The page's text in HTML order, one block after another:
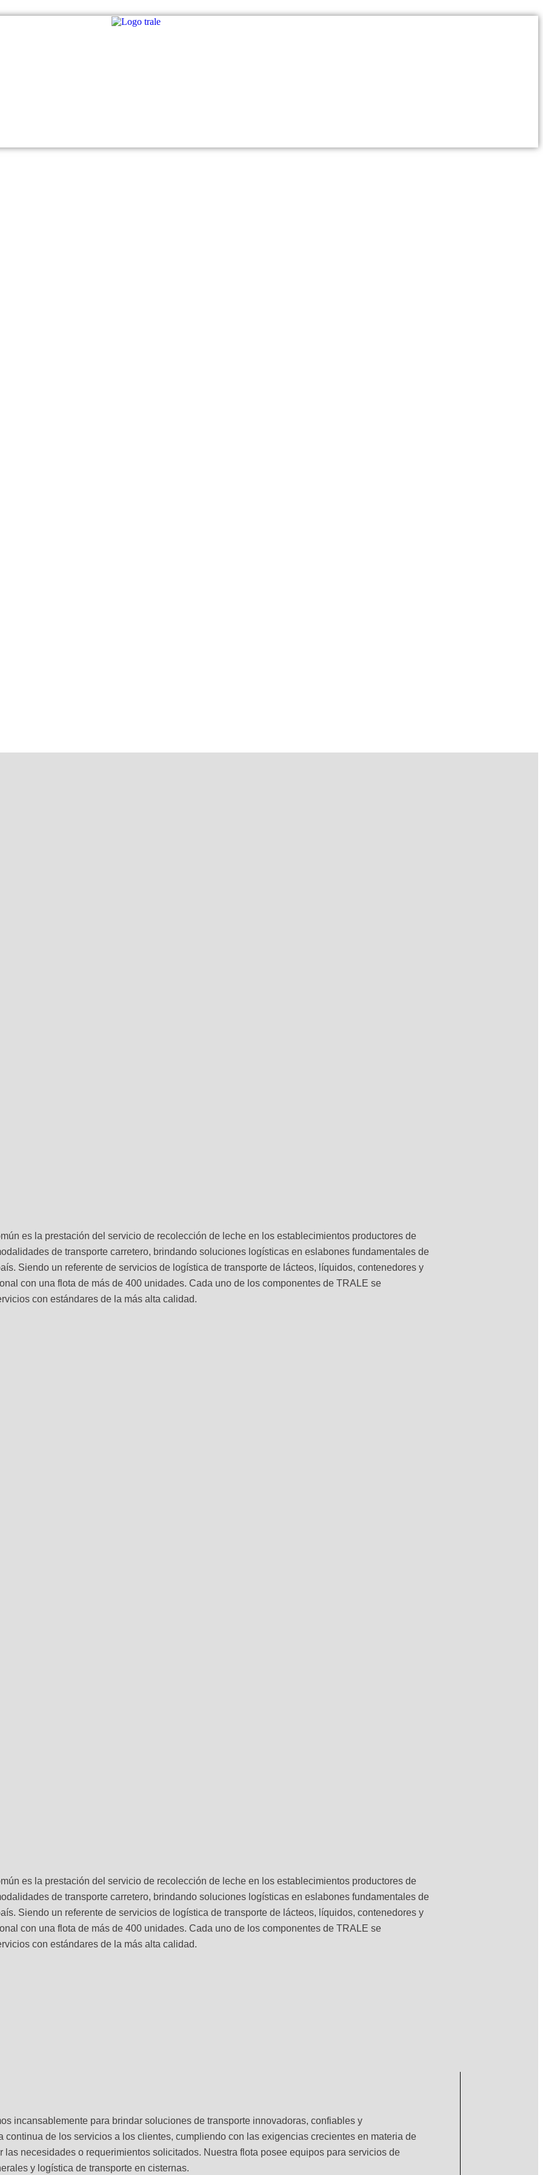
es la prestación del servicio de recolección de leche en los establecimientos productores de
de transporte carretero, brindando soluciones logísticas en eslabones fundamentales de
Siendo un referente de servicios de logística de transporte de lácteos, líquidos, contenedores y
con una flota de más de 400 unidades. Cada uno de los componentes de TRALE se
con estándares de la más alta calidad.
es la prestación del servicio de recolección de leche en los establecimientos productores de
de transporte carretero, brindando soluciones logísticas en eslabones fundamentales de
Siendo un referente de servicios de logística de transporte de lácteos, líquidos, contenedores y
con una flota de más de 400 unidades. Cada uno de los componentes de TRALE se
con estándares de la más alta calidad.
incansablemente para brindar soluciones de transporte innovadoras, confiables y
de los servicios a los clientes, cumpliendo con las exigencias crecientes en materia de
necesidades o requerimientos solicitados. Nuestra flota posee equipos para servicios de
y logística de transporte en cisternas.